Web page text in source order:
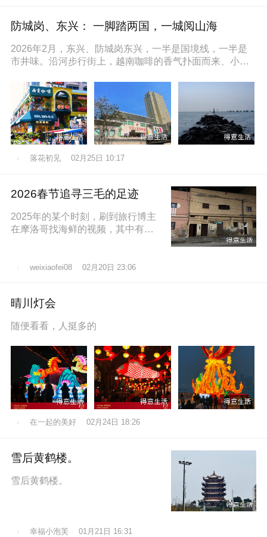
防城岗、东兴： 一脚踏两国，一城阅山海
2026年2月，东兴、防城岗东兴，一半是国境线，一半是
市井味。沿河步行街上，越南咖啡的香气扑面而来、小摊
落花初见 02月25日 10:17
2026春节追寻三毛的足迹
2025年的某个时刻，刷到旅行博主
在摩洛哥找海鲜的视频，其中有个
地拍照留
weixiaofei08 02月20日 23:06
晴川灯会
随便看看，人挺多的
在一起的美好 02月24日 18:26
雪后黄鹤楼。
雪后黄鹤楼。
幸福小泡芙 01月21日 16:31